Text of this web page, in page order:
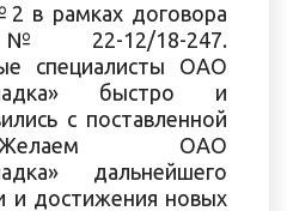
в рамках договора
№ 22-12/18-247.
специалисты ОАО
быстро и
с поставленной
ОАО
дальнейшего
и достижения новых